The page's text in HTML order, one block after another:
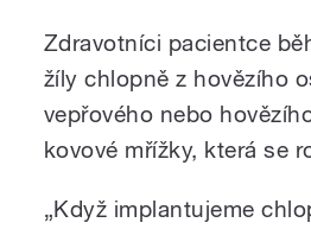
Zdravotníci pacientce
žíly chlopně z hovězího
vepřového nebo
kovové mřížky, která se
„Když implantujeme